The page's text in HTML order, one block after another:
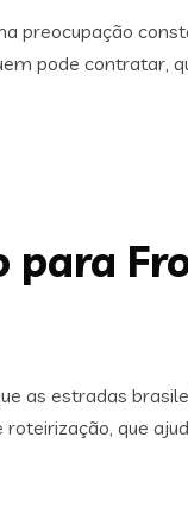
preocupação
pode contratar,
para
as estradas
que